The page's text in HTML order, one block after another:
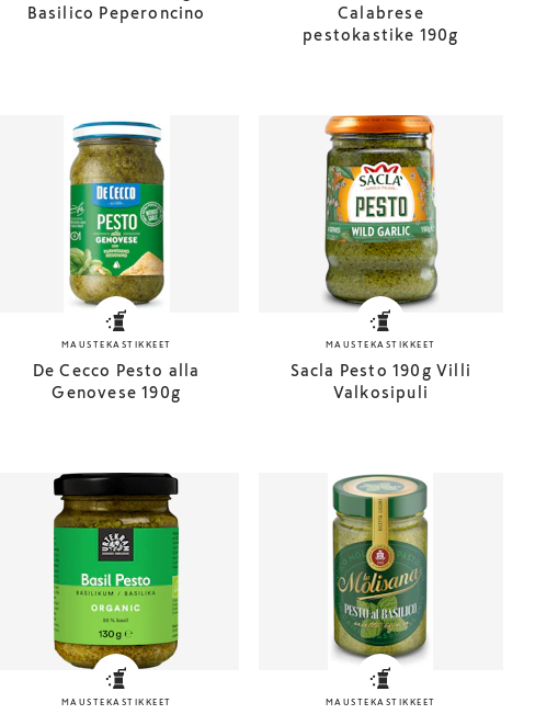
Basilico Peperoncino
Calabrese
pestokastike 190g
MAUSTEKASTIKKEET
De Cecco Pesto alla
Genovese 190g
MAUSTEKASTIKKEET
Sacla Pesto 190g Villi
Valkosipuli
MAUSTEKASTIKKEET MAUSTEKASTIKKEET